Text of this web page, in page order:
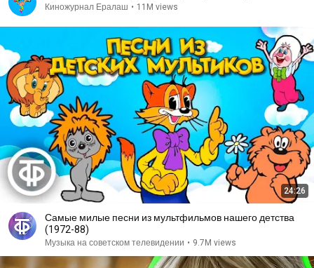
Киножурнал Ералаш • 11M views
24:26
Самые милые песни из мультфильмов нашего детства
(1972-88)
Музыка на советском телевидении • 9.7M views